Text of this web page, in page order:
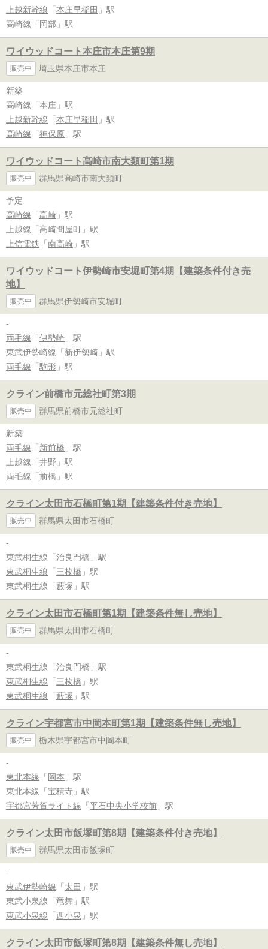
上越新幹線 「 本庄早稲田 」駅
高崎線 「 岡部 」駅
ワイウッドコート本庄市本庄第9期
販売中 埼玉県本庄市本庄
新築
高崎線 「 本庄 」駅
上越新幹線 「 本庄早稲田 」駅
高崎線 「 神保原 」駅
ワイウッドコート高崎市南大類町第1期
販売中 群馬県高崎市南大類町
予定
高崎線 「 高崎 」駅
上越線 「 高崎問屋町 」駅
上信電鉄 「 南高崎 」駅
ワイウッドコート伊勢崎市安堀町第4期【建築条件付き売
地】
販売中 群馬県伊勢崎市安堀町
-
両毛線 「 伊勢崎 」駅
東武伊勢崎線 「 新伊勢崎 」駅
両毛線 「 駒形 」駅
クライン前橋市元総社町第3期
販売中 群馬県前橋市元総社町
新築
両毛線 「 新前橋 」駅
上越線 「 井野 」駅
両毛線 「 前橋 」駅
クライン太田市石橋町第1期【建築条件付き売地】
販売中 群馬県太田市石橋町
-
東武桐生線 「 治良門橋 」駅
東武桐生線 「 三枚橋 」駅
東武桐生線 「 藪塚 」駅
クライン太田市石橋町第1期【建築条件無し売地】
販売中 群馬県太田市石橋町
-
東武桐生線 「 治良門橋 」駅
東武桐生線 「 三枚橋 」駅
東武桐生線 「 藪塚 」駅
クライン宇都宮市中岡本町第1期【建築条件無し売地】
販売中 栃木県宇都宮市中岡本町
-
東北本線 「 岡本 」駅
東北本線 「 宝積寺 」駅
宇都宮芳賀ライト線 「 平石中央小学校前 」駅
クライン太田市飯塚町第8期【建築条件付き売地】
販売中 群馬県太田市飯塚町
-
東武伊勢崎線 「 太田 」駅
東武小泉線 「 竜舞 」駅
東武小泉線 「 西小泉 」駅
クライン太田市飯塚町第8期【建築条件無し売地】